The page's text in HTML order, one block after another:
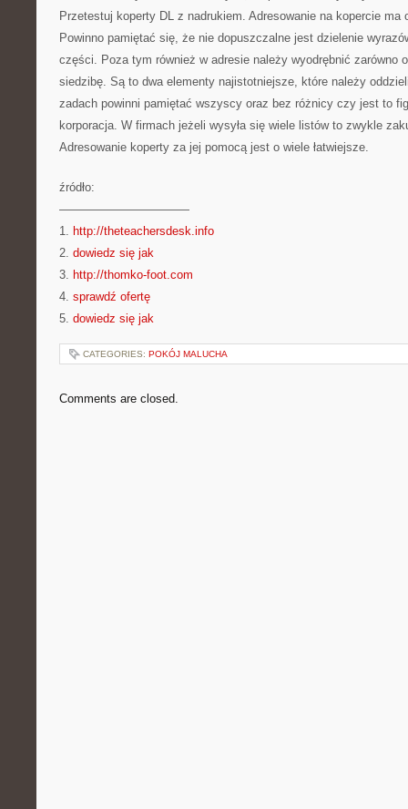
Przetestuj koperty DL z nadrukiem. Adresowanie na kopercie ma
Powinno pamiętać się, że nie dopuszczalne jest dzielenie
części. Poza tym również w adresie należy wyodrębnić zarówno
siedzibę. Są to dwa elementy najistotniejsze, które należy
zadach powinni pamiętać wszyscy oraz bez różnicy czy jest to
korporacja. W firmach jeżeli wysyła się wiele listów to zwykle
Adresowanie koperty za jej pomocą jest o wiele łatwiejsze.
źródło:
———————————
1. http://theteachersdesk.info
2. dowiedz się jak
3. http://thomko-foot.com
4. sprawdź ofertę
5. dowiedz się jak
CATEGORIES: POKÓJ MALUCHA
Comments are closed.